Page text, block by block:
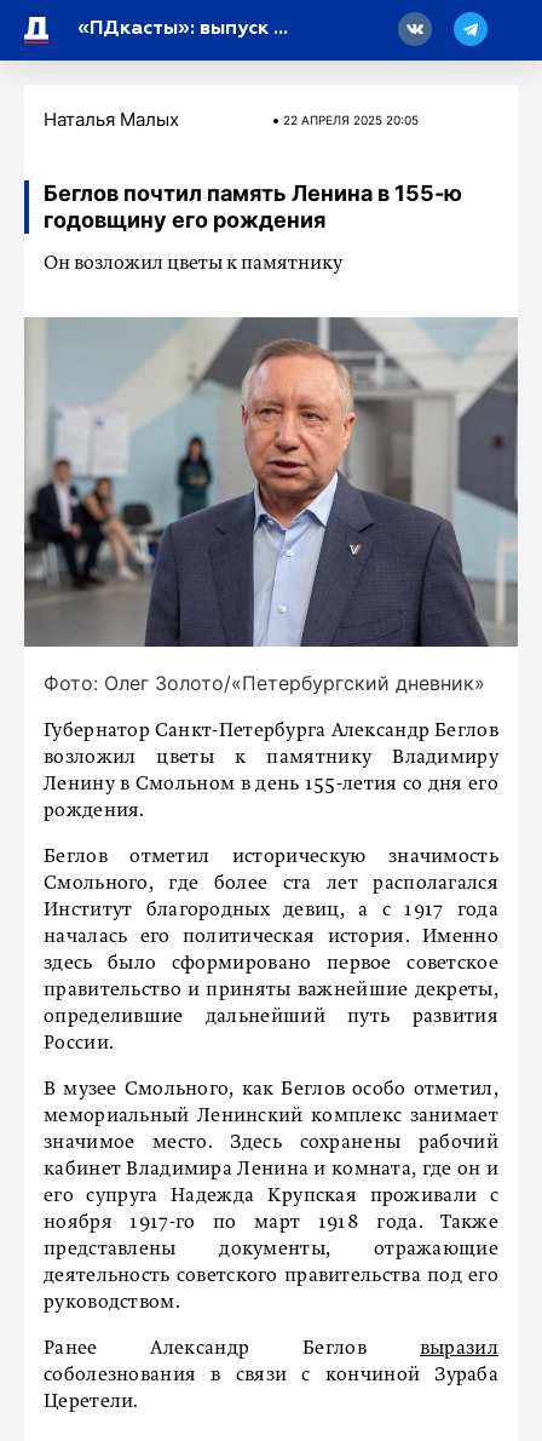
«ПДкасты»: выпуск от 22 апреля
Наталья Малых 22 АПРЕЛЯ 2025 20:05
Беглов почтил память Ленина в 155-ю
годовщину его рождения
Он возложил цветы к памятнику
Фото: Олег Золото/«Петербургский дневник»
Губернатор Санкт-Петербурга Александр Беглов
возложил цветы к памятнику Владимиру
Ленину в Смольном в день 155-летия со дня его
рождения.
Беглов отметил историческую значимость
Смольного, где более ста лет располагался
Институт благородных девиц, а с 1917 года
началась его политическая история. Именно
здесь было сформировано первое советское
правительство и приняты важнейшие декреты,
определившие дальнейший путь развития
России.
В музее Смольного, как Беглов особо отметил,
мемориальный Ленинский комплекс занимает
значимое место. Здесь сохранены рабочий
кабинет Владимира Ленина и комната, где он и
его супруга Надежда Крупская проживали с
ноября 1917-го по март 1918 года. Также
представлены документы, отражающие
деятельность советского правительства под его
руководством.
Ранее Александр Беглов выразил
соболезнования в связи с кончиной Зураба
Церетели.